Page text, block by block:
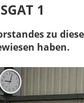
1
zu
haben.